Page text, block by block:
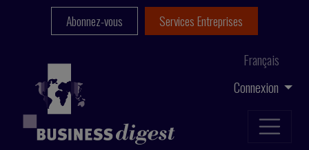
Connexion
Français
Abonnez-vous Services Entreprises